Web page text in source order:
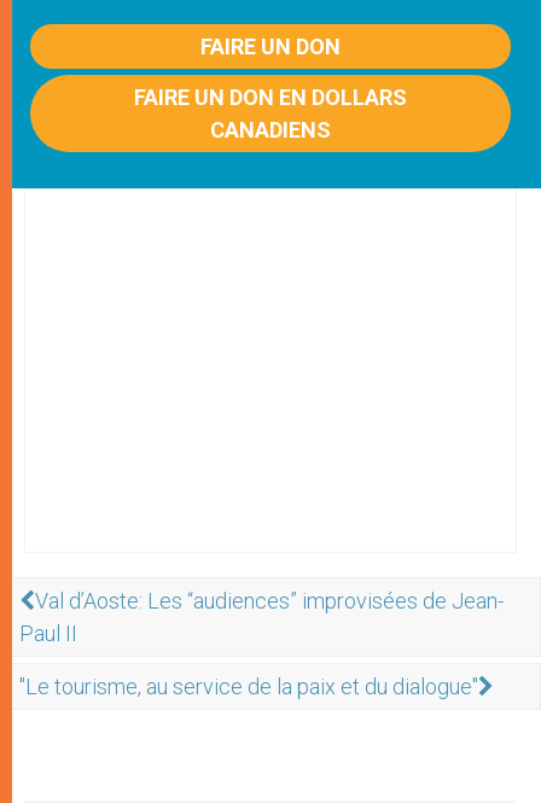
FAIRE UN DON
FAIRE UN DON EN DOLLARS
CANADIENS
Val d’Aoste: Les “audiences” improvisées de Jean-
Paul II
"Le tourisme, au service de la paix et du dialogue"